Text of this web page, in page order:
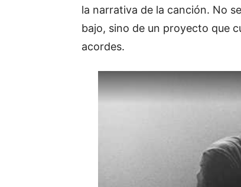
la narrativa de la canción. No
bajo, sino de un proyecto que
acordes.